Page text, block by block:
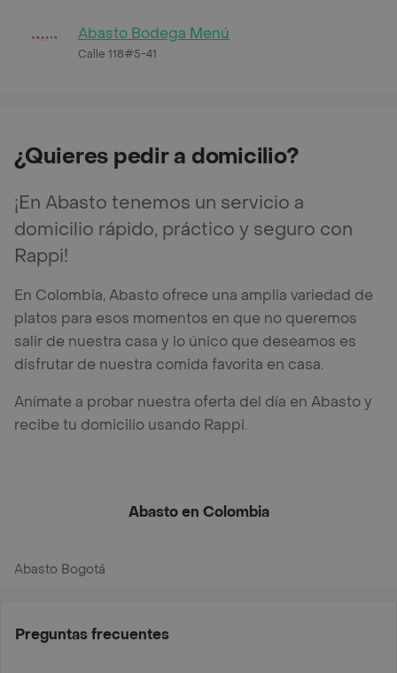
Abasto Bodega Menú
Calle 118#5-41
¿Quieres pedir a domicilio?
¡En Abasto tenemos un servicio a
domicilio rápido, práctico y seguro con
Rappi!
En Colombia, Abasto ofrece una amplia variedad de
platos para esos momentos en que no queremos
salir de nuestra casa y lo único que deseamos es
disfrutar de nuestra comida favorita en casa.
Anímate a probar nuestra oferta del día en Abasto y
recibe tu domicilio usando Rappi.
Abasto en Colombia
Abasto Bogotá
Preguntas frecuentes